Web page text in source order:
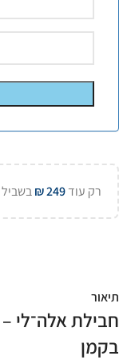
רק עוד ₪249
תיאור
חבילת אלה־לי
בקמן